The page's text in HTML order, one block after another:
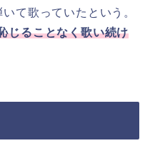
て歌っていたという。
じることなく歌い続け